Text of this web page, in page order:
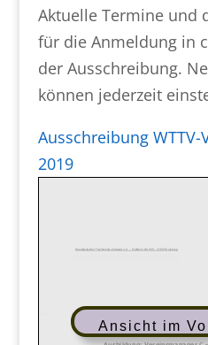
Aktuelle Termine und
für die Anmeldung in
der Ausschreibung.
können jederzeit
Ausschreibung
2019
Ansicht im